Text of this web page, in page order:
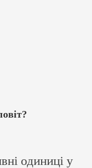
одиниці у